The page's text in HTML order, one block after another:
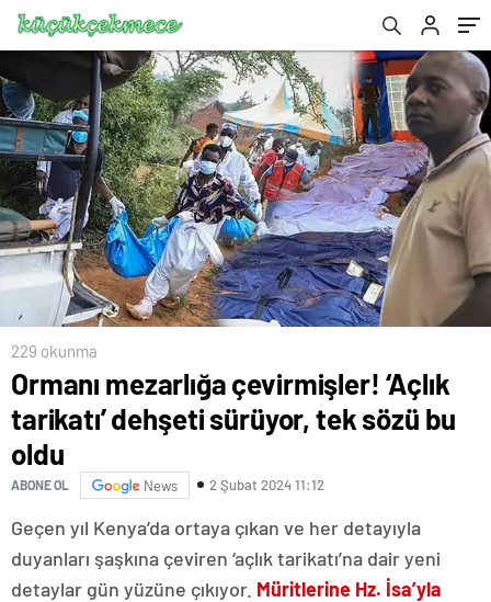
229 okunma
Ormanı mezarlığa çevirmişler! ‘Açlık
tarikatı’ dehşeti sürüyor, tek sözü bu
oldu
ABONE OL News 2 Şubat 2024 11:12
Geçen yıl Kenya’da ortaya çıkan ve her detayıyla
duyanları şaşkına çeviren ‘açlık tarikatı’na dair yeni
detaylar gün yüzüne çıkıyor. Müritlerine Hz. İsa’yla